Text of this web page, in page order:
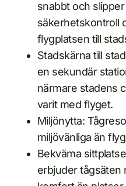
snabbt och
säkerhetskontroll
flygplatsen till
Stadskärna till
en sekundär
närmare stadens
varit med flyget.
Miljönytta:
miljövänliga än
Bekväma
erbjuder tågsäten